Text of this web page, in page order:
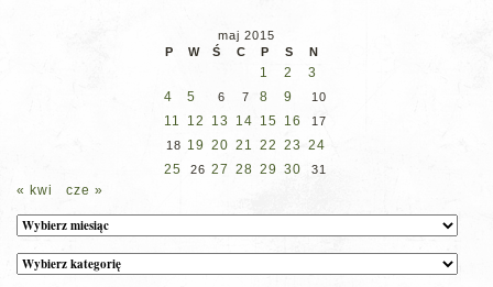
maj 2015
P
W Ś C P S N
1 2
3
4
5 6 7 8 9 10
11 12 13 14 15 16
17
18 19 20 21 22 23 24
25
26 27 28 29 30 31
« kwi cze »
Archiwum
Kategorie
wpisów